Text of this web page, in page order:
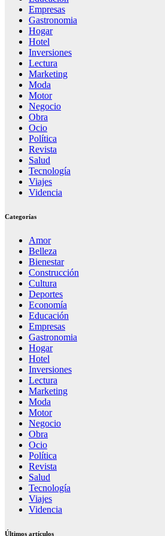
Empresas
Gastronomia
Hogar
Hotel
Inversiones
Lectura
Marketing
Moda
Motor
Negocio
Obra
Ocio
Política
Revista
Salud
Tecnología
Viajes
Videncia
Categorías
Amor
Belleza
Bienestar
Construcción
Cultura
Deportes
Economía
Educación
Empresas
Gastronomia
Hogar
Hotel
Inversiones
Lectura
Marketing
Moda
Motor
Negocio
Obra
Ocio
Política
Revista
Salud
Tecnología
Viajes
Videncia
Últimos artículos